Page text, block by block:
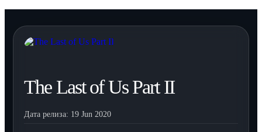
The Last of Us Part II
Дата релиза: 19 Jun 2020